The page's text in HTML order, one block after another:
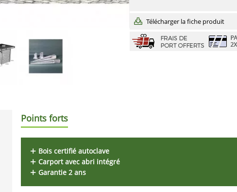
Télécharger la fiche produit
Points forts
Bois certifié autoclave
Carport avec abri intégré
Garantie 2 ans